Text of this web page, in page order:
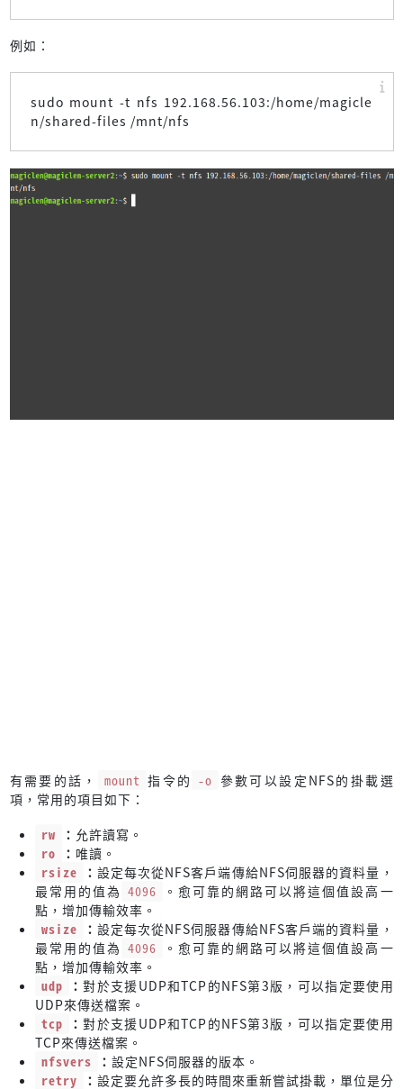
例如：
sudo mount -t nfs 192.168.56.103:/home/magicle
n/shared-files /mnt/nfs
有需要的話， mount 指令的 -o 參數可以設定NFS的掛載選
項，常用的項目如下：
rw
： 允許讀寫。
ro
： 唯讀。
rsize
： 設定每次從NFS客戶端傳給NFS伺服器的資料量，
最常用的值為 4096
。愈可靠的網路可以將這個值設高一
點，增加傳輸效率。
wsize
： 設定每次從NFS伺服器傳給NFS客戶端的資料量，
最常用的值為 4096
。愈可靠的網路可以將這個值設高一
點，增加傳輸效率。
udp
：對於支援UDP和TCP的NFS第3版，可以指定要使用
UDP來傳送檔案。
tcp
：對於支援UDP和TCP的NFS第3版，可以指定要使用
TCP來傳送檔案。
nfsvers
： 設定NFS伺服器的版本。
retry
： 設定要允許多長的時間來重新嘗試掛載，單位是分